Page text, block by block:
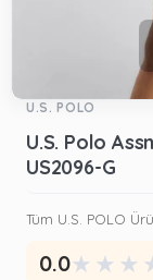
U.S. POLO
U.S. Polo
US2096-G
Tüm U.S. POLO
0.0★ ★ ★